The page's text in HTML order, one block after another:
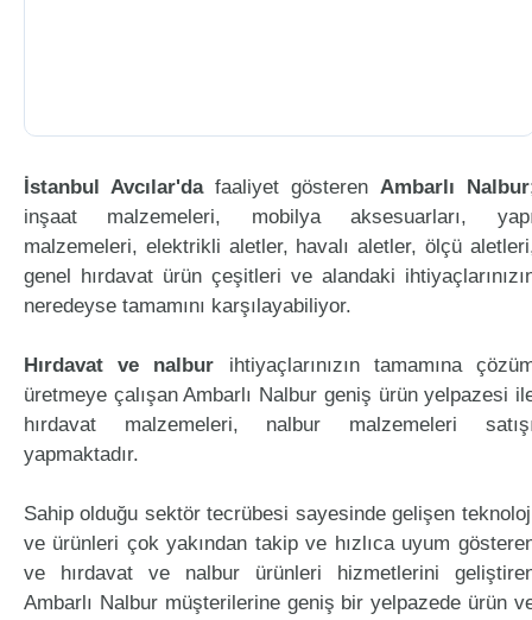
İstanbul Avcılar'dafaaliyet gösteren Ambarlı Nalbur
inşaat malzemeleri, mobilya aksesuarları,
malzemeleri, elektrikli aletler, havalı aletler, ölçü
genel hırdavat ürün çeşitleri ve alandaki
neredeyse tamamını karşılayabiliyor.
Hırdavat ve nalbur ihtiyaçlarınızın tamamına
üretmeye çalışan Ambarlı Nalbur geniş ürün yelpazesi
hırdavat malzemeleri, nalbur malzemeleri
yapmaktadır.
Sahip olduğu sektör tecrübesi sayesinde gelişen
ve ürünleri çok yakından takip ve hızlıca uyum
ve hırdavat ve nalbur ürünleri hizmetlerini
Ambarlı Nalbur müşterilerine geniş bir yelpazede ürün